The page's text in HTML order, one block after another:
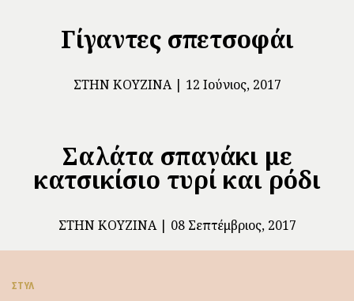
Γίγαντες σπετσοφάι
ΣΤΗΝ ΚΟΥΖΊΝΑ 12 Ιούνιος, 2017
Σαλάτα σπανάκι με
κατσικίσιο τυρί και ρόδι
ΣΤΗΝ ΚΟΥΖΊΝΑ 08 Σεπτέμβριος, 2017
ΣΤΥΛ